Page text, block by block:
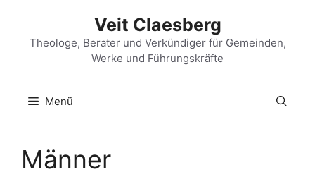
springen
Veit Claesberg
Theologe, Berater und Verkündiger für Gemeinden,
Werke und Führungskräfte
Menü
Männer